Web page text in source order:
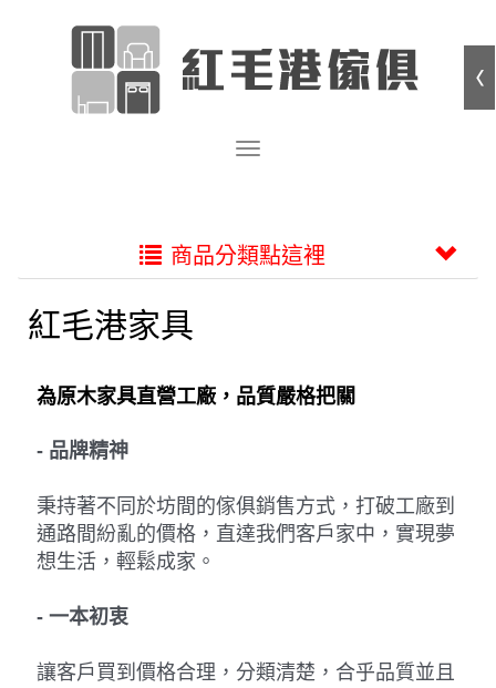
商品分類點這裡
紅毛港家具
為原木家具直營工廠，品質嚴格把關
- 品牌精神
秉持著不同於坊間的傢俱銷售方式，打破工廠到
通路間紛亂的價格，直達我們客戶家中，實現夢
想生活，輕鬆成家。
- 一本初衷
讓客戶買到價格合理，分類清楚，合乎品質並且